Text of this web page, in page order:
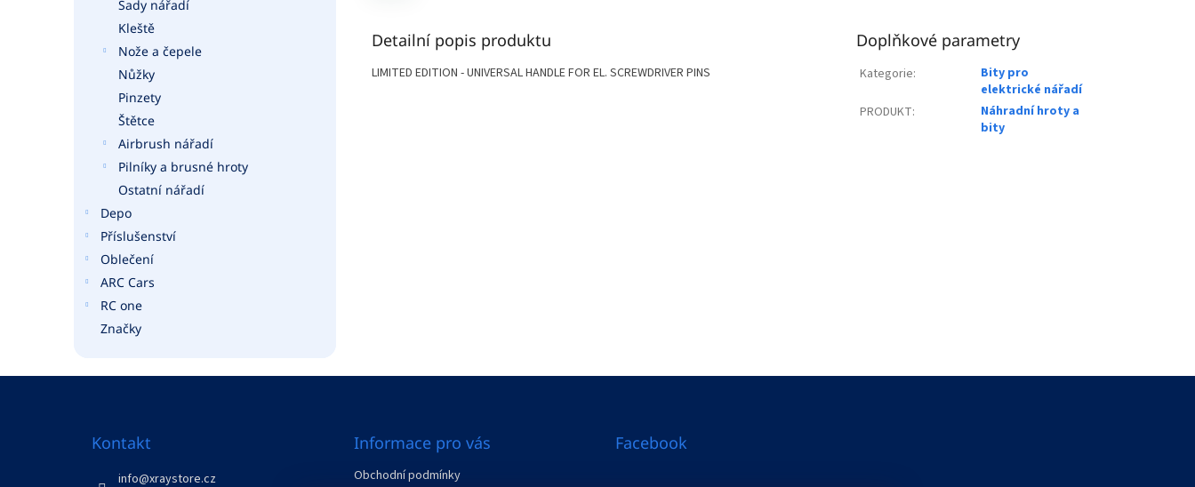
Sady nářadí
Kleště
Nože a čepele
Nůžky
Pinzety
Štětce
Airbrush nářadí
Pilníky a brusné hroty
Ostatní nářadí
Depo
Příslušenství
Oblečení
ARC Cars
RC one
Značky
Detailní popis produktu
LIMITED EDITION - UNIVERSAL HANDLE FOR EL. SCREWDRIVER PINS
Doplňkové parametry
Kategorie:
Bity pro
elektrické nářadí
PRODUKT:
Náhradní hroty a
bity
Kontakt
info@xraystore.cz
Informace pro vás
Obchodní podmínky
Facebook